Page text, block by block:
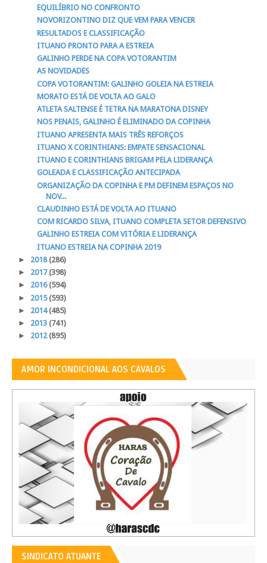
EQUILÍBRIO NO CONFRONTO
NOVORIZONTINO DIZ QUE VEM PARA VENCER
RESULTADOS E CLASSIFICAÇÃO
ITUANO PRONTO PARA A ESTREIA
GALINHO PERDE NA COPA VOTORANTIM
AS NOVIDADES
COPA VOTORANTIM: GALINHO GOLEIA NA ESTREIA
MORATO ESTÁ DE VOLTA AO GALO
ATLETA SALTENSE É TETRA NA MARATONA DISNEY
NOS PENAIS, GALINHO É ELIMINADO DA COPINHA
ITUANO APRESENTA MAIS TRÊS REFORÇOS
ITUANO X CORINTHIANS: EMPATE SENSACIONAL
ITUANO E CORINTHIANS BRIGAM PELA LIDERANÇA
GOLEADA E CLASSIFICAÇÃO ANTECIPADA
ORGANIZAÇÃO DA COPINHA E PM DEFINEM ESPAÇOS NO
NOV...
CLAUDINHO ESTÁ DE VOLTA AO ITUANO
COM RICARDO SILVA, ITUANO COMPLETA SETOR DEFENSIVO
GALINHO ESTREIA COM VITÓRIA E LIDERANÇA
ITUANO ESTREIA NA COPINHA 2019
► 2018(286)
► 2017(398)
► 2016(594)
► 2015(593)
► 2014(485)
► 2013 (741)
► 2012(895)
AMOR INCONDICIONAL AOS CAVALOS
SINDICATO ATUANTE